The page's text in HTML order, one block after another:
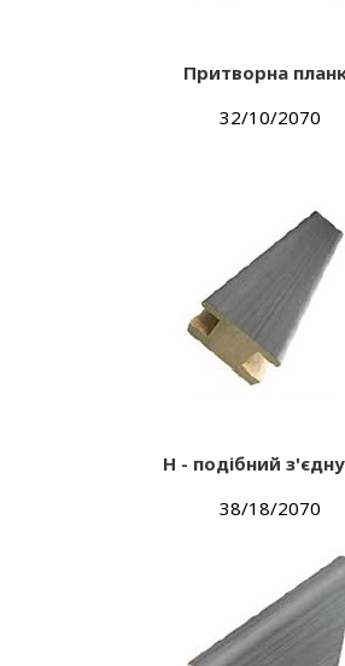
Притворна
32/10/2070
Н - подібний
38/18/2070